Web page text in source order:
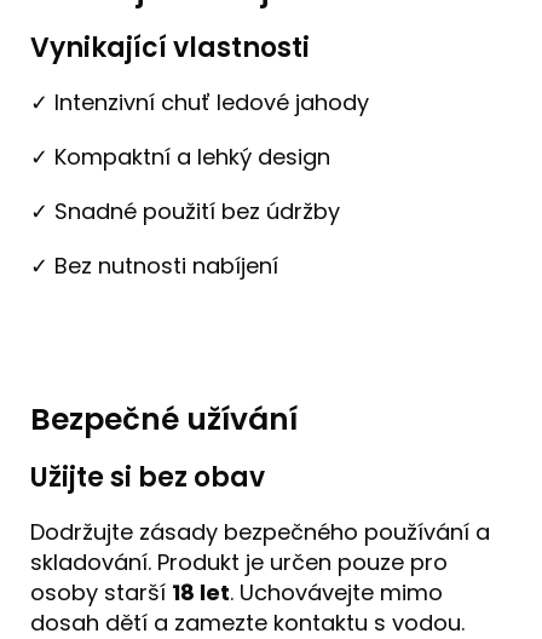
Vynikající vlastnosti
✓ Intenzivní chuť ledové jahody
✓ Kompaktní a lehký design
✓ Snadné použití bez údržby
✓ Bez nutnosti nabíjení
Bezpečné užívání
Užijte si bez obav
Dodržujte zásady bezpečného používání a
skladování. Produkt je určen pouze pro
osoby starší 18 let. Uchovávejte mimo
dosah dětí a zamezte kontaktu s vodou.